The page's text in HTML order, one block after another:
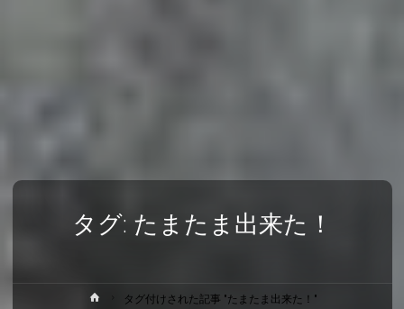
タグ: たまたま出来た！
タグ付けされた記事 "たまたま出来た！"